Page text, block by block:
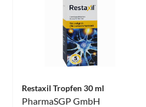
Restaxil Tropfen 30 ml
PharmaSGP GmbH